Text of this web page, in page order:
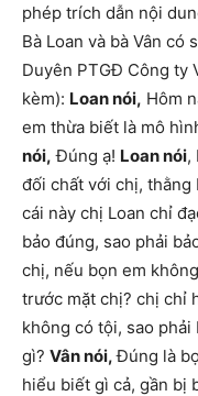
phép trích dẫn nội
Bà Loan và bà Vân có
Duyên PTGĐ Công ty
kèm): Loan nói, Hôm
em thừa biết là mô
nói, Đúng ạ! Loan nói,
đối chất với chị, thằng
cái này chị Loan chỉ
bảo đúng, sao phải
chị, nếu bọn em
trước mặt chị? chị chỉ
không có tội, sao
gì? Vân nói,Đúng là
hiểu biết gì cả, gần bị